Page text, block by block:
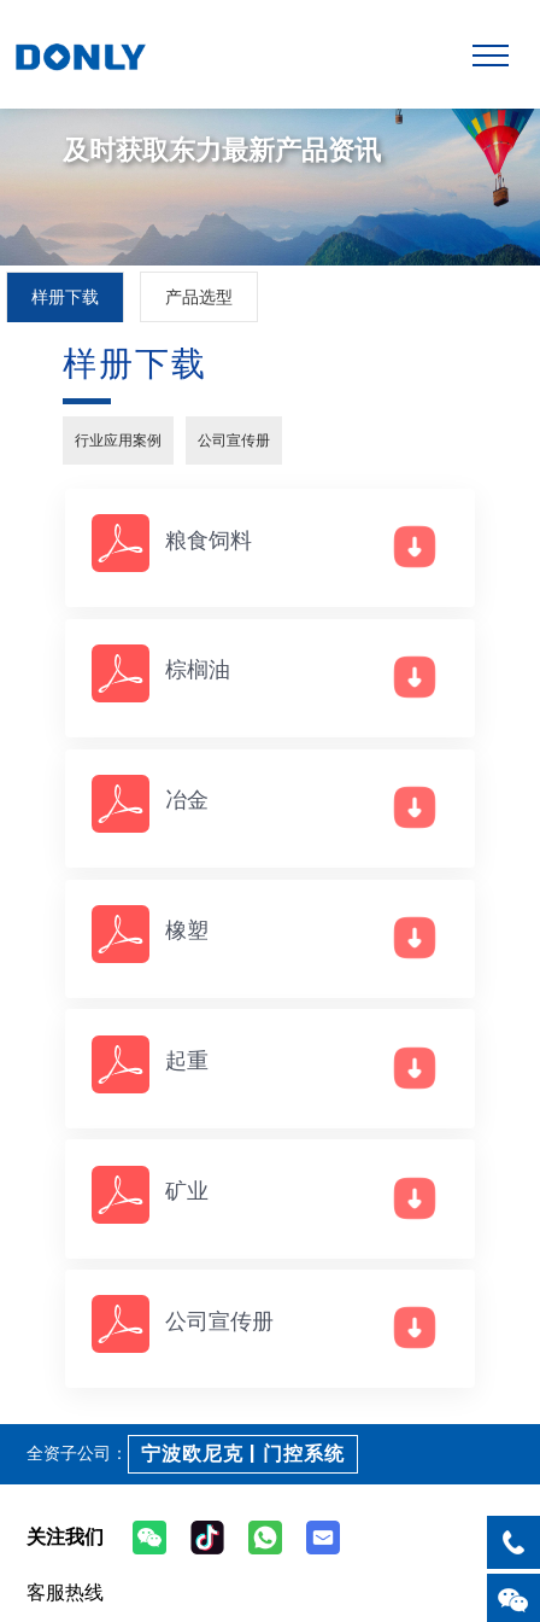
及时获取东力最新产品资讯
样册下载 产品选型
样册下载
行业应用案例 公司宣传册
粮食饲料
棕榈油
冶金
橡塑
起重
矿业
公司宣传册
全资子公司： 宁波欧尼克 | 门控系统
关注我们
客服热线